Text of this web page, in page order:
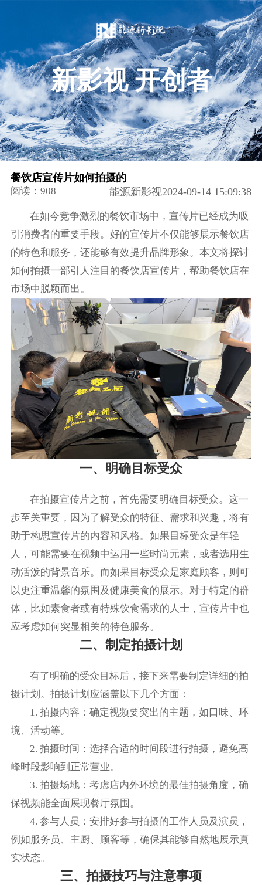
新影视 开创者
餐饮店宣传片如何拍摄的
阅读：908 能源新影视2024-09-14 15:09:38
在如今竞争激烈的餐饮市场中，宣传片已经成为吸
引消费者的重要手段。好的宣传片不仅能够展示餐饮店
的特色和服务，还能够有效提升品牌形象。本文将探讨
如何拍摄一部引人注目的餐饮店宣传片，帮助餐饮店在
市场中脱颖而出。
一、明确目标受众
在拍摄宣传片之前，首先需要明确目标受众。这一
步至关重要，因为了解受众的特征、需求和兴趣，将有
助于构思宣传片的内容和风格。如果目标受众是年轻
人，可能需要在视频中运用一些时尚元素，或者选用生
动活泼的背景音乐。而如果目标受众是家庭顾客，则可
以更注重温馨的氛围及健康美食的展示。对于特定的群
体，比如素食者或有特殊饮食需求的人士，宣传片中也
应考虑如何突显相关的特色服务。
二、制定拍摄计划
有了明确的受众目标后，接下来需要制定详细的拍
摄计划。拍摄计划应涵盖以下几个方面：
1. 拍摄内容：确定视频要突出的主题，如口味、环
境、活动等。
2. 拍摄时间：选择合适的时间段进行拍摄，避免高
峰时段影响到正常营业。
3. 拍摄场地：考虑店内外环境的最佳拍摄角度，确
保视频能全面展现餐厅氛围。
4. 参与人员：安排好参与拍摄的工作人员及演员，
例如服务员、主厨、顾客等，确保其能够自然地展示真
实状态。
三、拍摄技巧与注意事项